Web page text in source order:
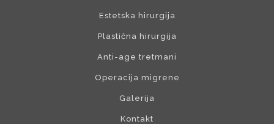
Estetska hirurgija
Plastična hirurgija
Anti-age tretmani
Operacija migrene
Galerija
Kontakt